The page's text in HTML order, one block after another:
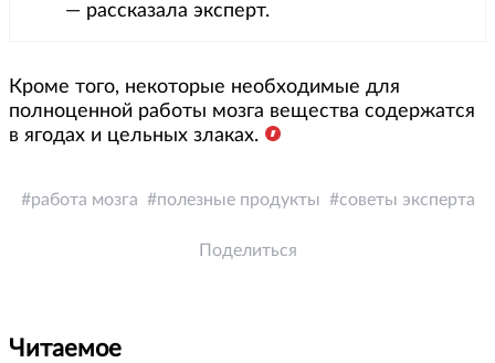
— рассказала эксперт.
Кроме того, некоторые необходимые для
полноценной работы мозга вещества содержатся
в ягодах и цельных злаках.
работа мозга полезные продукты советы эксперта
Поделиться
Читаемое